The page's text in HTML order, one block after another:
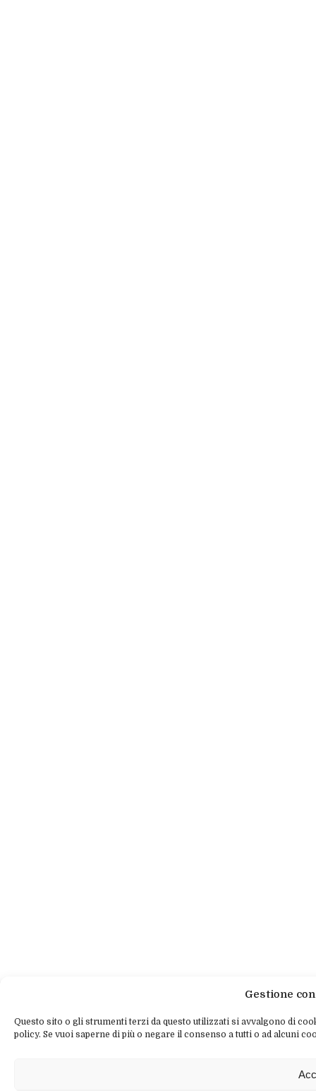
Gestione
Questo sito o gli strumenti terzi da questo utilizzati si avvalgono di
policy. Se vuoi saperne di più o negare il consenso a tutti o ad alcuni